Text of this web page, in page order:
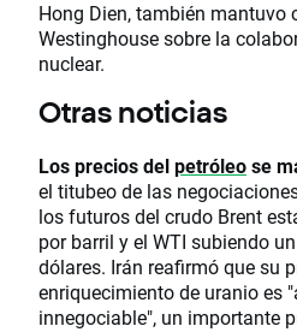
Hong Dien, también mantuvo
Westinghouse sobre la
nuclear.
Otras noticias
Los precios delpetróleose
el titubeo de las
los futuros del crudo Brent
por barril y el WTI subiendo
dólares. Irán reafirmó que su
enriquecimiento de uranio es
innegociable", un importante